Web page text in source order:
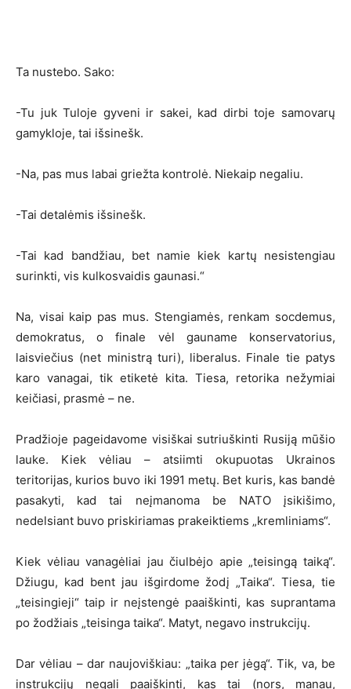
Ta nustebo. Sako:
-Tu juk Tuloje gyveni ir sakei, kad dirbi toje samovarų
gamykloje, tai išsinešk.
-Na, pas mus labai griežta kontrolė. Niekaip negaliu.
-Tai detalėmis išsinešk.
-Tai kad bandžiau, bet namie kiek kartų nesistengiau
surinkti, vis kulkosvaidis gaunasi.“
Na, visai kaip pas mus. Stengiamės, renkam socdemus,
demokratus, o finale vėl gauname konservatorius,
laisviečius (net ministrą turi), liberalus. Finale tie patys
karo vanagai, tik etiketė kita. Tiesa, retorika nežymiai
keičiasi, prasmė – ne.
Pradžioje pageidavome visiškai sutriuškinti Rusiją mūšio
lauke. Kiek vėliau – atsiimti okupuotas Ukrainos
teritorijas, kurios buvo iki 1991 metų. Bet kuris, kas bandė
pasakyti, kad tai neįmanoma be NATO įsikišimo,
nedelsiant buvo priskiriamas prakeiktiems „kremliniams“.
Kiek vėliau vanagėliai jau čiulbėjo apie „teisingą taiką“.
Džiugu, kad bent jau išgirdome žodį „Taika“. Tiesa, tie
„teisingieji“ taip ir neįstengė paaiškinti, kas suprantama
po žodžiais „teisinga taika“. Matyt, negavo instrukcijų.
Dar vėliau – dar naujoviškiau: „taika per jėgą“. Tik, va, be
instrukcijų negali paaiškinti, kas tai (nors, manau,